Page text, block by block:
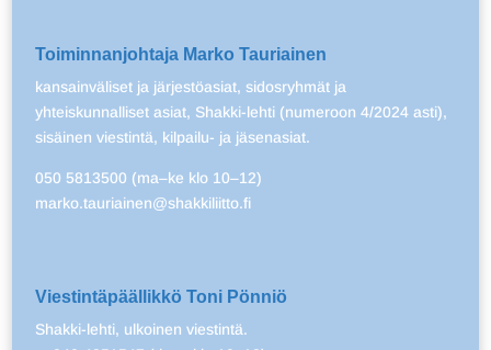
Toiminnanjohtaja Marko Tauriainen
kansainväliset ja järjestöasiat, sidosryhmät ja
yhteiskunnalliset asiat, Shakki-lehti (numeroon 4/2024 asti),
sisäinen viestintä, kilpailu- ja jäsenasiat.
050 5813500 (ma–ke klo 10–12)
marko.tauriainen@shakkiliitto.fi
Viestintäpäällikkö Toni Pönniö
Shakki-lehti, ulkoinen viestintä.